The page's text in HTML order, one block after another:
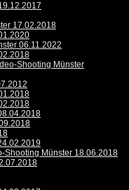
17.02.2018
06.11.2022
Shooting Münster
Shooting Münster 18.06.2018